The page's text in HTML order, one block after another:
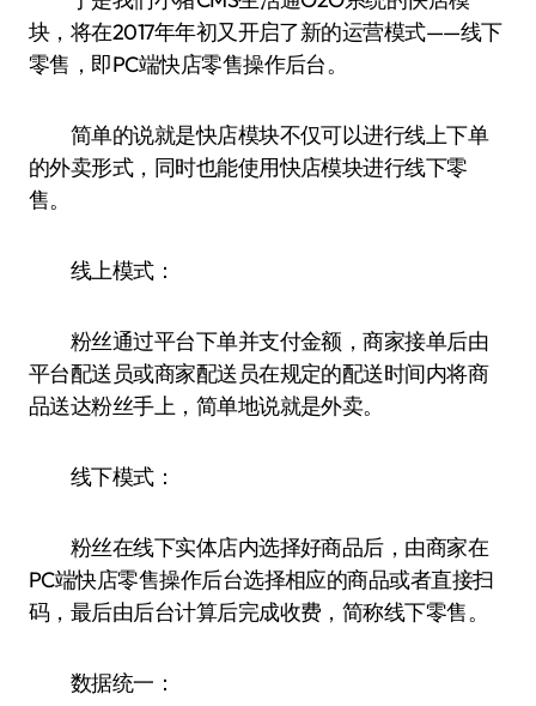
块，将在2017年年初又开启了新的运营模式——线下
零售，即PC端快店零售操作后台。
简单的说就是快店模块不仅可以进行线上下单
的外卖形式，同时也能使用快店模块进行线下零
售。
线上模式：
粉丝通过平台下单并支付金额，商家接单后由
平台配送员或商家配送员在规定的配送时间内将商
品送达粉丝手上，简单地说就是外卖。
线下模式：
粉丝在线下实体店内选择好商品后，由商家在
PC端快店零售操作后台选择相应的商品或者直接扫
码，最后由后台计算后完成收费，简称线下零售。
数据统一：